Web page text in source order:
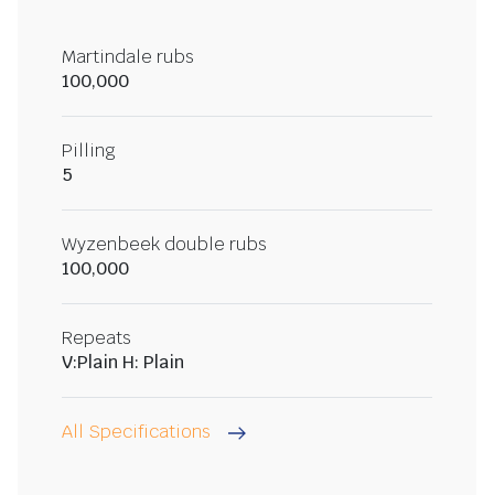
Martindale rubs
100,000
Pilling
5
Wyzenbeek double rubs
100,000
Repeats
V:Plain H: Plain
All Specifications